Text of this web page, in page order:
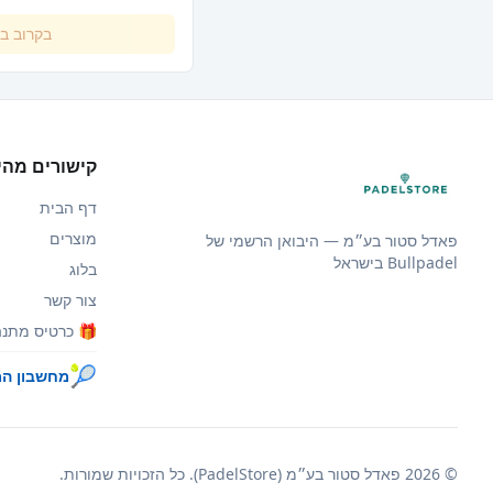
ומסייע להן להתפתח
340 גרם) לתמרון קל
המקדם למידה
המחפשות מחבט שיעזור
את הכלים הטובים ביותר
משחקה בפאדל ברמה
ספרד אחריות שנה מלאה
בקרוב
פאדל סטור בע״מ — היבואן הרשמי של
Bullpadel בישראל
קישורים
דף הבית
מוצרים
בלוג
צור קשר
🎁 כרטיס
🎾מחשבון
©
2026 פאדל סטור בע״מ (PadelStore). כל הזכויות שמורות.